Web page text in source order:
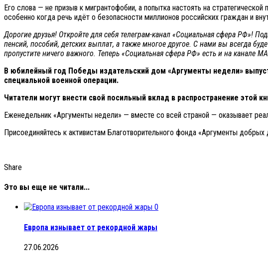
Его слова — не призыв к мигрантофобии, а попытка настоять на
особенно когда речь идёт о безопасности миллионов российских граждан и
Дорогие друзья! Откройте для себя телеграм-канал «Социальная сфера РФ»!
пенсий, пособий, детских выплат, а также многое другое. С нами вы всегда
пропустите ничего важного. Теперь «Социальная сфера РФ» есть и на канале
В юбилейный год Победы издательский дом «Аргументы недели»
специальной военной операции.
Читатели могут внести свой посильный вклад в распространение этой
Еженедельник «Аргументы недели» — вместе со всей страной — оказывает
Присоединяйтесь к активистам Благотворительного фонда «Аргументы
Share
Это вы еще не читали...
0
Европа изнывает от рекордной жары
27.06.2026